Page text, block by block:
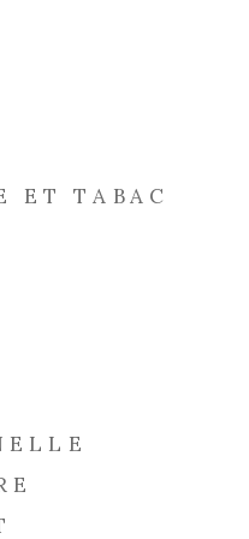
ET TABAC